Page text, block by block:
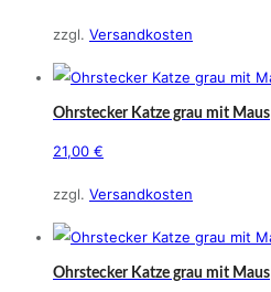
zzgl. Versandkosten
Ohrstecker Katze grau mit Maus
21,00 €
zzgl. Versandkosten
Ohrstecker Katze grau mit Maus